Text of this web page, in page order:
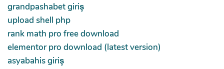
grandpashabet giriş
upload shell php
rank math pro free download
elementor pro download (latest version)
asyabahis giriş